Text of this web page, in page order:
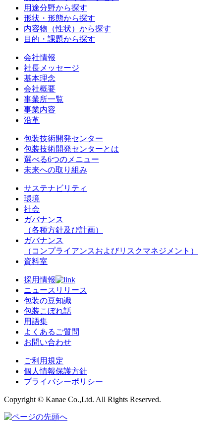
用途分野から探す
形状・形態から探す
内容物（性状）から探す
目的・課題から探す
会社情報
社長メッセージ
基本理念
会社概要
事業所一覧
事業内容
沿革
包装技術開発センター
包装技術開発センターとは
選べる6つのメニュー
未来への取り組み
サステナビリティ
環境
社会
ガバナンス
（各種方針及び計画）
ガバナンス
（コンプライアンスおよびリスクマネジメント）
資料室
採用情報
ニュースリリース
包装の豆知識
包装こぼれ話
用語集
よくあるご質問
お問い合わせ
ご利用規定
個人情報保護方針
プライバシーポリシー
Copyright © Kanae Co.,Ltd. All Rights Reserved.